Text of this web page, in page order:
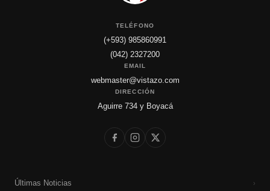
TELÉFONO
(+593) 985860991
(042) 2327200
EMAIL
webmaster@vistazo.com
DIRECCIÓN
Aguirre 734 y Boyacá
Últimas Noticias ›